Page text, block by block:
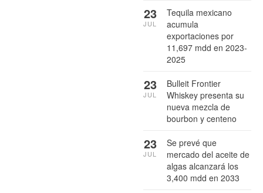
Tequila mexicano
acumula
exportaciones por
11,697 mdd en 2023-
2025
23
JUL
Bulleit Frontier
Whiskey presenta su
nueva mezcla de
bourbon y centeno
23
JUL
Se prevé que
mercado del aceite de
algas alcanzará los
3,400 mdd en 2033
23
JUL